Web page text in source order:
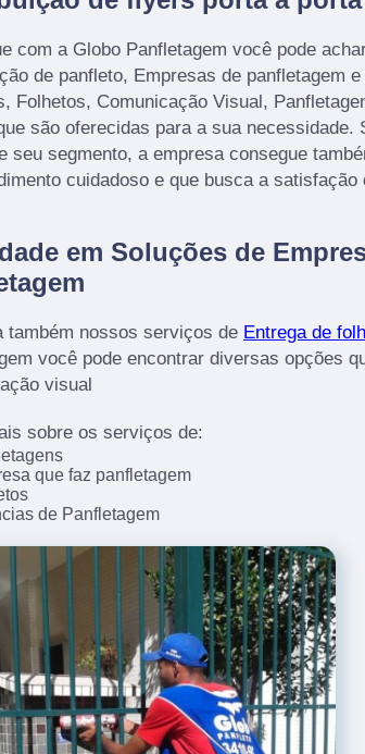
com a Globo Panfletagem você pode
de panfleto, Empresas de panfletagem
Folhetos, Comunicação Visual,
são oferecidas para a sua necessidade.
seu segmento, a empresa consegue
cuidadoso e que busca a satisfação
em Soluções de
também nossos serviços de Entrega de
você pode encontrar diversas opções
visual
sobre os serviços de:
que faz panfletagem
de Panfletagem